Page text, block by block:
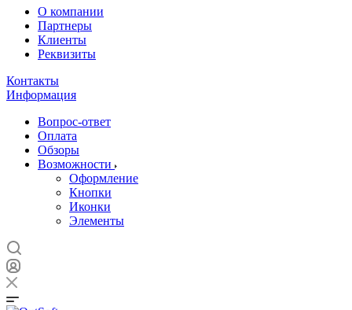
О компании
Партнеры
Клиенты
Реквизиты
Контакты
Информация
Вопрос-ответ
Оплата
Обзоры
Возможности
Оформление
Кнопки
Иконки
Элементы